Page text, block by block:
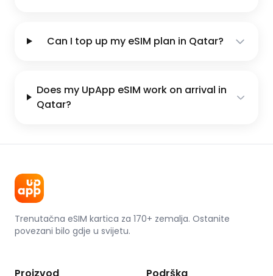
Can I top up my eSIM plan in Qatar?
Does my UpApp eSIM work on arrival in
Qatar?
Trenutačna eSIM kartica za 170+ zemalja. Ostanite
povezani bilo gdje u svijetu.